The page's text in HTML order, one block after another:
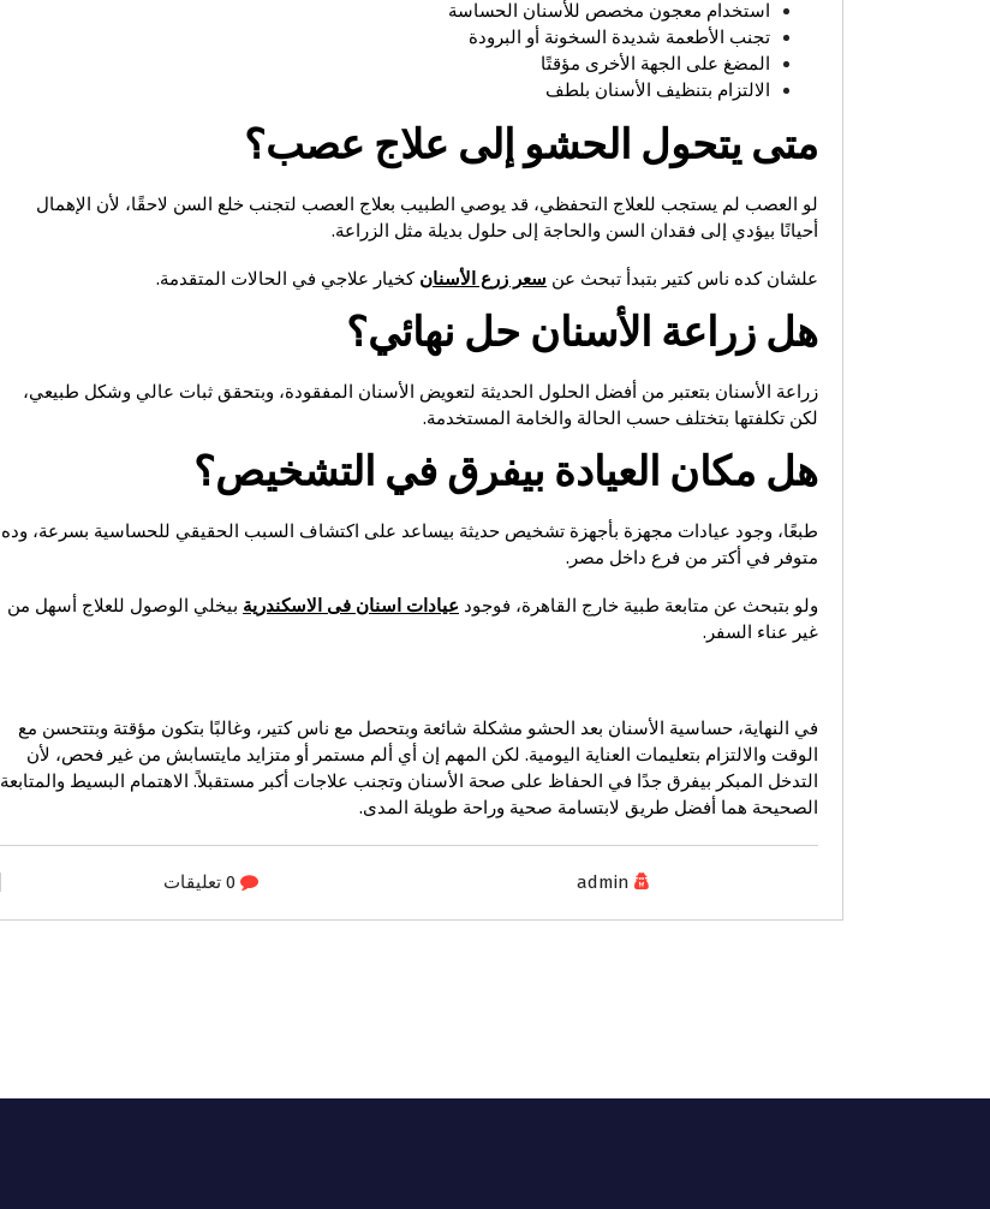
استخدام معجون مخصص للأسنان الحساسة
تجنب الأطعمة شديدة السخونة أو البرودة
المضغ على الجهة الأخرى مؤقتًا
الالتزام بتنظيف الأسنان بلطف
متى يتحول الحشو إلى علاج عصب؟
لو العصب لم يستجب للعلاج التحفظي، قد يوصي الطبيب بعلاج العصب لتجنب خلع السن لاحقًا، لأن الإهمال
أحيانًا بيؤدي إلى فقدان السن والحاجة إلى حلول بديلة مثل الزراعة.
علشان كده ناس كتير بتبدأ تبحث عن سعر زرع الأسنان كخيار علاجي في الحالات المتقدمة.
هل زراعة الأسنان حل نهائي؟
زراعة الأسنان بتعتبر من أفضل الحلول الحديثة لتعويض الأسنان المفقودة، وبتحقق ثبات عالي وشكل طبيعي،
لكن تكلفتها بتختلف حسب الحالة والخامة المستخدمة.
هل مكان العيادة بيفرق في التشخيص؟
طبعًا، وجود عيادات مجهزة بأجهزة تشخيص حديثة بيساعد على اكتشاف السبب الحقيقي للحساسية بسرعة، وده
متوفر في أكتر من فرع داخل مصر.
ولو بتبحث عن متابعة طبية خارج القاهرة، فوجود عيادات اسنان فى الاسكندرية بيخلي الوصول للعلاج أسهل من
غير عناء السفر.
في النهاية، حساسية الأسنان بعد الحشو مشكلة شائعة وبتحصل مع ناس كتير، وغالبًا بتكون مؤقتة وبتتحسن مع
الوقت والالتزام بتعليمات العناية اليومية. لكن المهم إن أي ألم مستمر أو متزايد مايتسابش من غير فحص، لأن
التدخل المبكر بيفرق جدًا في الحفاظ على صحة الأسنان وتجنب علاجات أكبر مستقبلاً. الاهتمام البسيط والمتابعة
الصحيحة هما أفضل طريق لابتسامة صحية وراحة طويلة المدى.
admin 0 تعليقات